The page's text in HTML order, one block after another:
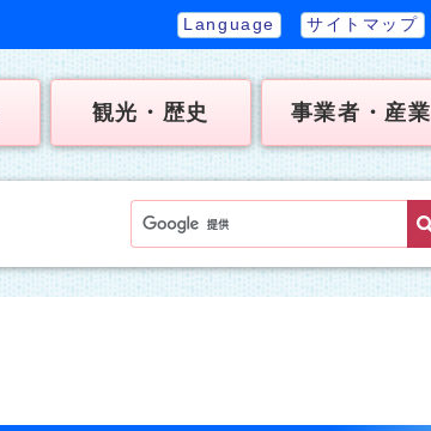
Language サイトマップ
観光・歴史 事業者・産業